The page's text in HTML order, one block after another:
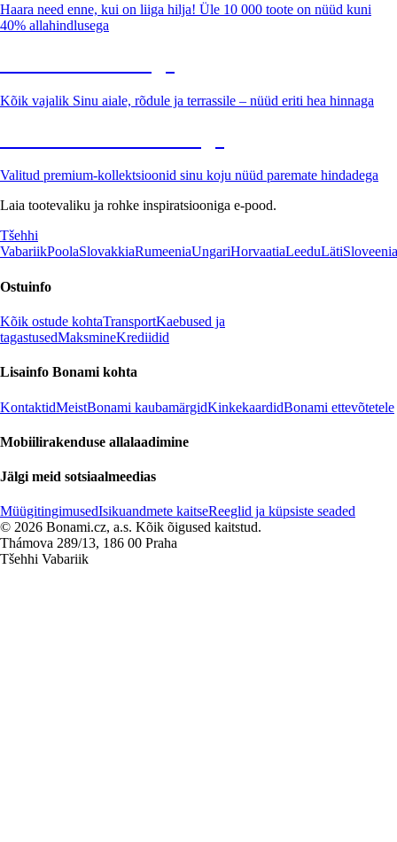
Haara need enne, kui on liiga hilja! Üle 10 000 toote on nüüd kuni
40% allahindlusega
Kõik vajalik Sinu aiale, rõdule ja terrassile – nüüd eriti hea hinnaga
Valitud premium-kollektsioonid sinu koju nüüd paremate hindadega
Laia tootevaliku ja rohke inspiratsiooniga e-pood.
Tšehhi
VabariikPoolaSlovakkiaRumeeniaUngariHorvaatiaLeeduLätiSloveenia
Ostuinfo
Kõik ostude kohtaTransportKaebused ja
tagastusedMaksmineKrediidid
Lisainfo Bonami kohta
KontaktidMeistBonami kaubamärgidKinkekaardidBonami ettevõtetele
Mobiilirakenduse allalaadimine
Jälgi meid sotsiaalmeedias
MüügitingimusedIsikuandmete kaitseReeglid ja küpsiste seaded
© 2026 Bonami.cz, a.s. Kõik õigused kaitstud.
Thámova 289/13, 186 00 Praha
Tšehhi Vabariik